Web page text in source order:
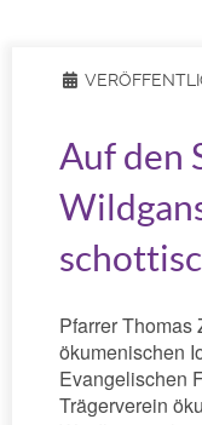
Auf den
Pfarrer Thomas
ökumenischen
Evangelischen
Trägerverein